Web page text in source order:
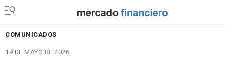
COMUNICADOS
19 DE MAYO DE 2026